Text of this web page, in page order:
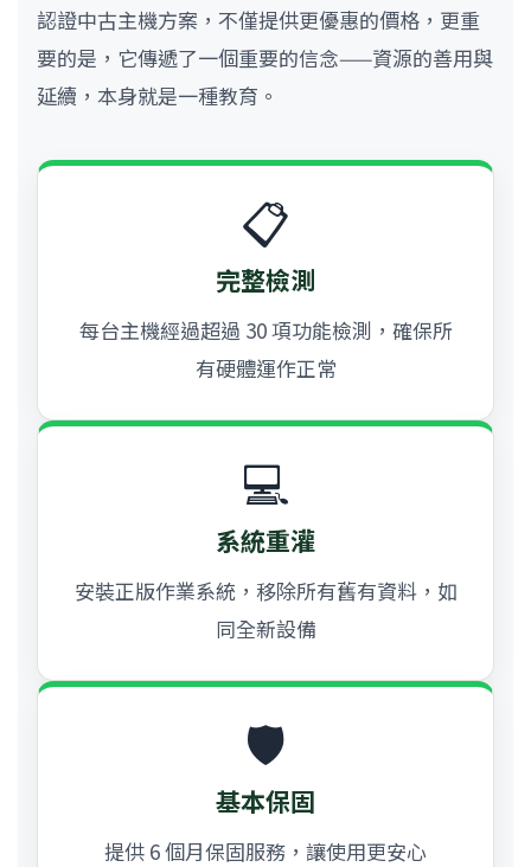
認證中古主機方案，不僅提供更優惠的價格，更重
要的是，它傳遞了一個重要的信念——資源的善用與
延續，本身就是一種教育。
📋
完整檢測
每台主機經過超過 30 項功能檢測，確保所
有硬體運作正常
💻
系統重灌
安裝正版作業系統，移除所有舊有資料，如
同全新設備
🛡️
基本保固
提供 6 個月保固服務，讓使用更安心